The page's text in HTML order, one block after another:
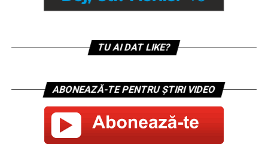
TU AI DAT LIKE?
ABONEAZĂ-TE PENTRU ȘTIRI VIDEO